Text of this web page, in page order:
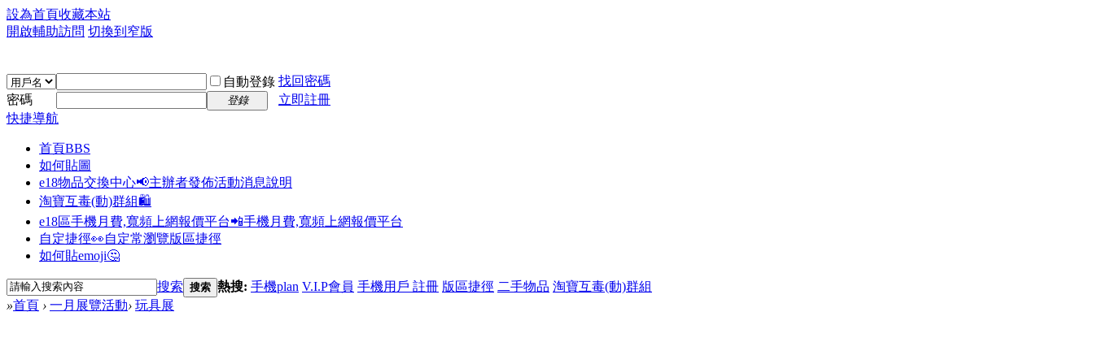
設為首頁收藏本站
開啟輔助訪問 切換到窄版
自動登錄 找回密碼
密碼
登錄
立即註冊
快捷導航
首頁BBS
如何貼圖
e18物品交換中心📢主辦者發佈活動消息說明
淘寶互毒(動)群組🛍️
e18區手機月費,寬頻上網報價平台📲手機月費,寬頻上網報價平台
自定捷徑👀自定常瀏覽版區捷徑
如何貼emoji🤔
搜索 搜索 熱搜: 手機plan V.I.P會員 手機用戶 註冊 版區捷徑 二手物品 淘寶互毒(動)群組
»首頁 › 一月展覽活動› 玩具展